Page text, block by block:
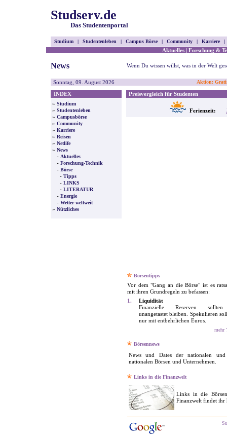
Studserv.de
Das Studentenportal
Studium | Studentenleben | Campus Börse | Community | Karriere |
Aktuelles |Forschung &
News Wenn Du wissen willst, was in der Welt
Sonntag, 09. August 2026 Aktion:
INDEX
» Studium
» Studentenleben
» Campusbörse
» Community
» Karriere
» Reisen
» Netlife
» News
- Aktuelles
- Forschung-Technik
- Börse
- Tipps
- LINKS
- LITERATUR
- Energie
- Wetter weltweit
» Nützliches
Preisvergleich für Studenten
Ferienzeit:
Börsentipps
Vor dem "Gang an die Börse" ist es
mit ihren Grundregeln zu befassen:
1.
Liquidität
Finanzielle Reserven
unangetastet bleiben. Spekulieren
nur mit entbehrlichen Euros.
mehr
Börsennews
News und Dates der nationalen
nationalen Börsen und Unternehmen.
Links in die Finanzwelt
Links in die
Finanzwelt findet ihr